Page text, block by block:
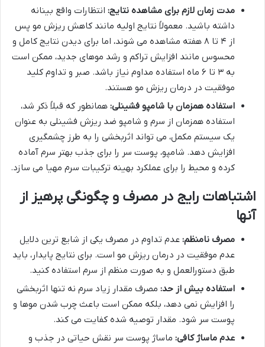
مدت زمان لازم برای مشاهده نتایج: انتظارات واقع بینانه
داشته باشید. معمولاً نتایج اولیه مانند کاهش ریزش مو پس
از ۴ تا ۸ هفته مشاهده می شوند، اما برای دیدن نتایج کامل و
محسوس مانند افزایش تراکم و رشد موهای جدید، ممکن است
به ۳ تا ۶ ماه استفاده مداوم نیاز باشد. صبر و تداوم کلید
موفقیت در درمان ریزش مو هستند.
استفاده همزمان با شامپو فشینلی: همانطور که قبلاً ذکر شد،
استفاده همزمان از سرم و شامپو ضد ریزش فشینلی به عنوان
یک سیستم مکمل، می تواند اثربخشی را به طرز چشمگیری
افزایش دهد. شامپو، پوست سر را برای جذب بهتر سرم آماده
کرده و محیط را برای عملکرد بهینه ترکیبات سرم مهیا می سازد.
اشتباهات رایج در مصرف و چگونگی پرهیز از
آنها
مصرف نامنظم: عدم تداوم در مصرف یکی از شایع ترین دلایل
عدم موفقیت در درمان ریزش مو است. برای نتایج پایدار، باید
طبق دستورالعمل و به صورت منظم از سرم استفاده کنید.
استفاده بیش از حد: مصرف مقدار زیاد سرم نه تنها اثربخشی
را افزایش نمی دهد، بلکه ممکن است باعث چرب شدن موها و
پوست سر شود. مقدار توصیه شده کفایت می کند.
عدم ماساژ کافی: ماساژ پوست سر نقش حیاتی در جذب و